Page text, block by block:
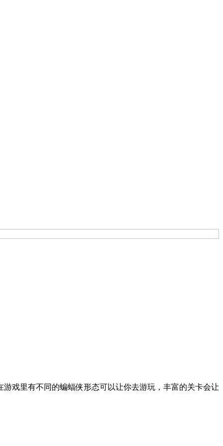
戏里有不同的蝙蝠侠形态可以让你去游玩，丰富的关卡会让